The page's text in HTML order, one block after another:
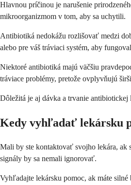
Hlavnou príčinou je narušenie
mikroorganizmom v tom, aby sa uchytili.
Antibiotiká nedokážu rozlišovať medzi
alebo pre váš tráviaci systém, aby
Niektoré antibiotiká majú väčšiu
tráviace problémy, pretože ovplyvňujú
Dôležitá je aj dávka a trvanie
Kedy vyhľadať lekársku
Mali by ste kontaktovať svojho lekára, ak
signály by sa nemali ignorovať.
Vyhľadajte lekársku pomoc, ak máte